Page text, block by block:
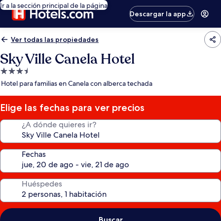
Ir a la sección principal de la página
Descargar la app
Ver todas las propiedades
Sky Ville Canela Hotel
Propiedad
de
estrellas
Hotel para familias en Canela con alberca techada
Elige las fechas para ver precios
¿A dónde quieres ir?
Fechas
Huéspedes